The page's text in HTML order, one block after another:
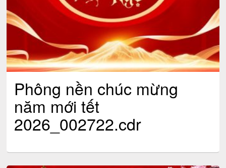
Phông nền chúc mừng
năm mới tết
2026_002722.cdr